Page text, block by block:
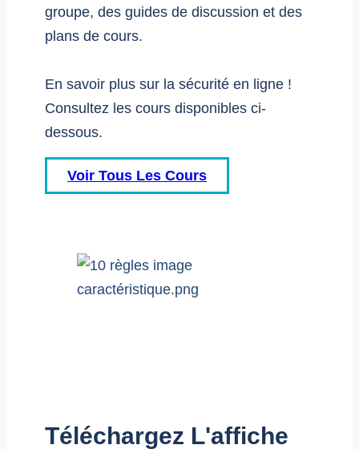
groupe, des guides de discussion et des
plans de cours.
En savoir plus sur la sécurité en ligne !
Consultez les cours disponibles ci-
dessous.
Voir Tous Les Cours
Téléchargez L'affiche